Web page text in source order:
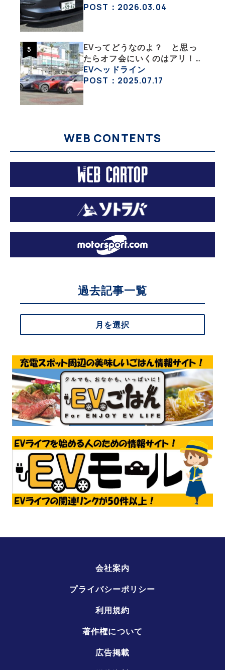
みた【テスラ沼にはまった大学
POST：2026.03.04
EVってどうなのよ？ と思っ
たらオフ会にいくのはアリ！
エンジン車とはまた違うハード
ル低めなEVオフ会の中身
EVヘッドライン
POST：2025.07.17
WEB CONTENTS
過去記事一覧
月を選択
会社案内
プライバシーポリシー
利用規約
著作権について
広告掲載